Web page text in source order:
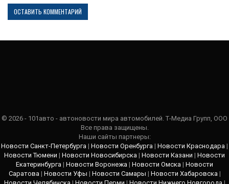
© 2026 - 101авто - автоновости мира автомобилей. Т-Медиа Групп, ООО
Все права защищены.
Наши сайты партнеры:
Новости Санкт-Петербурга | Новости Оренбурга | Новости Краснодара |
Новости Тюмени | Новости Новосибирска | Новости Казани | Новости
Екатеринбурга | Новости Воронежа | Новости Омска | Новости
Саратова | Новости Уфы | Новости Самары | Новости Хабаровска |